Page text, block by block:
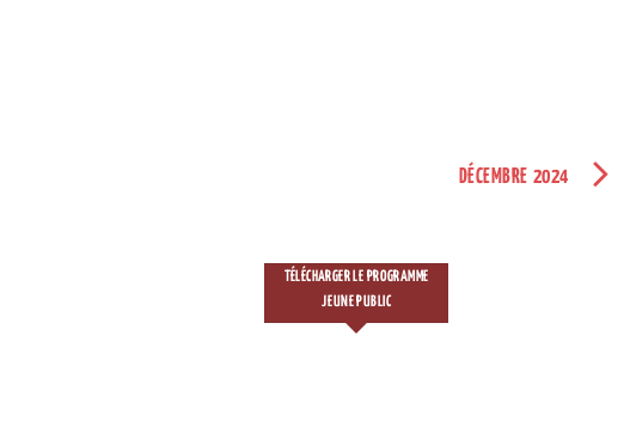
DÉCEMBRE 2024
TÉLÉCHARGER LE PROGRAMME
JEUNE PUBLIC